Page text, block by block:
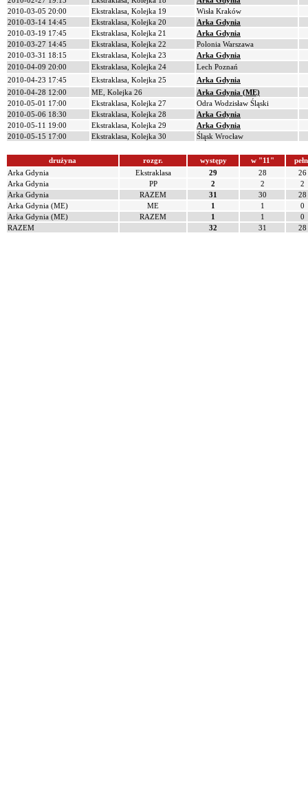
2010-03-05 20:00
Ekstraklasa, Kolejka 19
Wisła Kraków
2010-03-14 14:45
Ekstraklasa, Kolejka 20
Arka Gdynia
2010-03-19 17:45
Ekstraklasa, Kolejka 21
Arka Gdynia
2010-03-27 14:45
Ekstraklasa, Kolejka 22
Polonia Warszawa
2010-03-31 18:15
Ekstraklasa, Kolejka 23
Arka Gdynia
2010-04-09 20:00
Ekstraklasa, Kolejka 24
Lech Poznań
2010-04-23 17:45
Ekstraklasa, Kolejka 25
Arka Gdynia
2010-04-28 12:00
ME, Kolejka 26
Arka Gdynia (ME)
2010-05-01 17:00
Ekstraklasa, Kolejka 27
Odra Wodzisław Śląski
2010-05-06 18:30
Ekstraklasa, Kolejka 28
Arka Gdynia
2010-05-11 19:00
Ekstraklasa, Kolejka 29
Arka Gdynia
2010-05-15 17:00
Ekstraklasa, Kolejka 30 Śląsk Wrocław
drużyna rozgr. występy w "11"
Arka Gdynia
Ekstraklasa 29 28
26
Arka Gdynia
PP 2 2
2
Arka Gdynia
RAZEM 31 30
28
Arka Gdynia (ME)
ME 1 1
0
Arka Gdynia (ME)
RAZEM 1 1
0
RAZEM
32 31 28